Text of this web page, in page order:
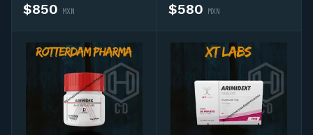
$850 MXN $580 MXN